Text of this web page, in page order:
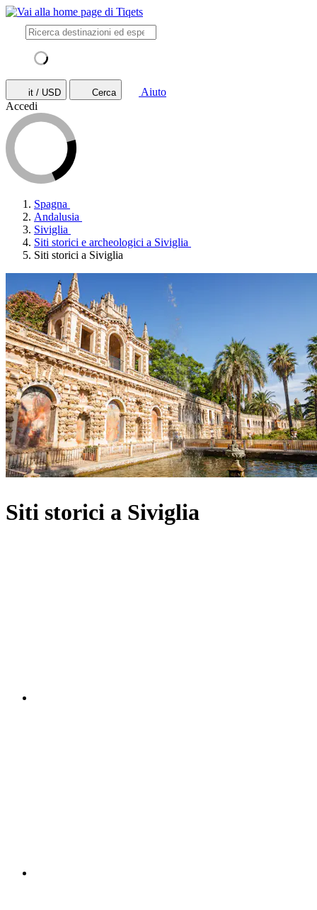
it / USD Cerca
Aiuto
Accedi
Spagna
Andalusia
Siviglia
Siti storici e archeologici a Siviglia
Siti storici a Siviglia
Siti storici a Siviglia